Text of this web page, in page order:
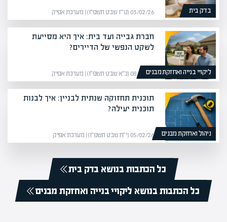
בדק בית 03/02/26 (ט״ז שבט תשפ״ו) | מערכת אפיק
ליקויי בנייה ואחזקת מבנים
חברת גבייה ועד בית: איך היא מסייעת
לשקט הנפשי של הדיירים?
08/02/26 (כ״א שבט תשפ״ו) | מערכת אפיק
ניהול ואחזקת מבנים
תוכנית תחזוקה שנתית לבניין: איך לבנות
תוכנית יעילה?
05/02/26 (י״ח שבט תשפ״ו) | מערכת אפיק
כל הכתבות בנושא בדק בית
כל הכתבות בנושא ליקויי בנייה ואחזקת מבנים